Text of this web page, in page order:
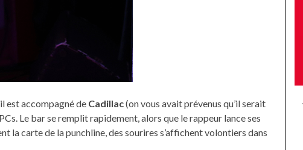
il est accompagné de Cadillac(on vous avait prévenus qu’il serait
Le bar se remplit rapidement, alors que le rappeur lance ses
la carte de la punchline, des sourires s’affichent volontiers dans